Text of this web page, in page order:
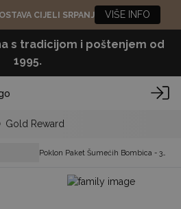
CIJELI SRPANJ VIŠE INFO
s tradicijom i poštenjem od
1995.
Gold Reward